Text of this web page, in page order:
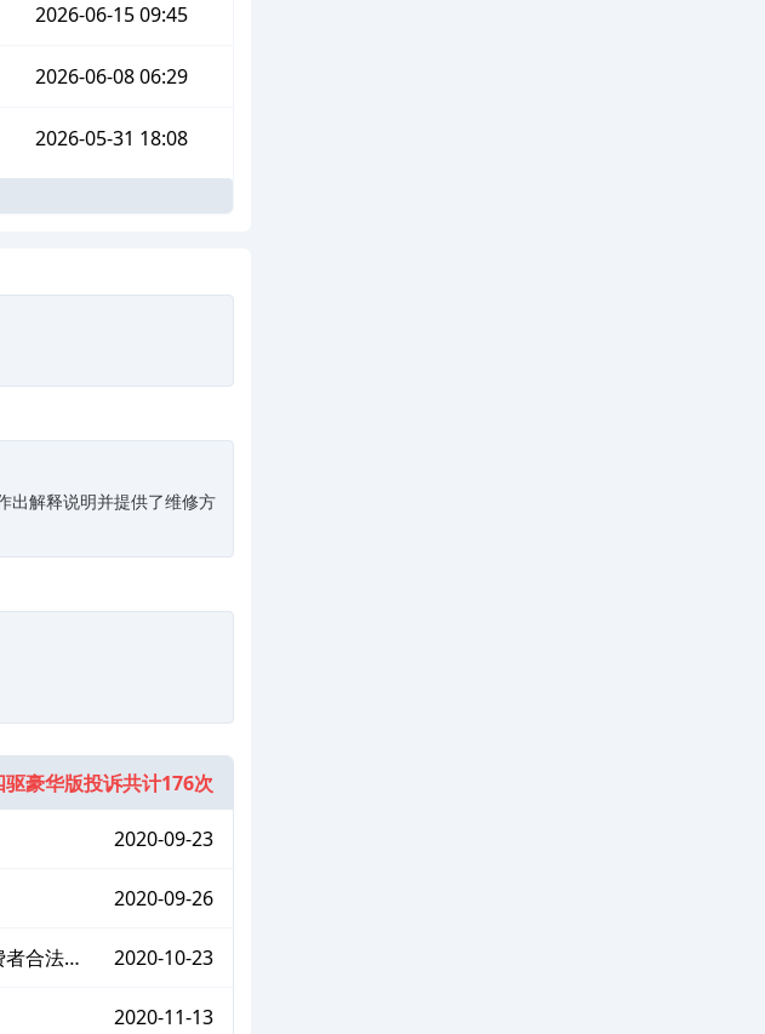
2026-06-15 09:45
2026-06-08 06:29
2026-05-31 18:08
出解释说明并提供了维修方
豪华版投诉共计176次
2020-09-23
2020-09-26
合法权
2020-10-23
2020-11-13